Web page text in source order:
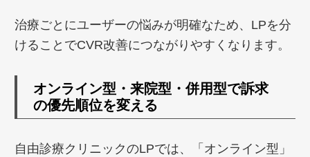
治療ごとにユーザーの悩みが明確なため、LPを分
けることでCVR改善につながりやすくなります。
オンライン型・来院型・併用型で訴求
の優先順位を変える
自由診療クリニックのLPでは、「オンライン型」